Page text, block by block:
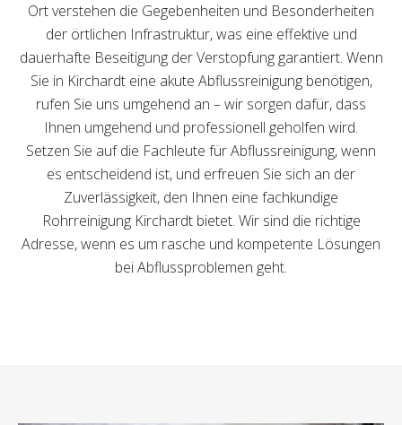
Ort verstehen die Gegebenheiten und Besonderheiten
der örtlichen Infrastruktur, was eine effektive und
dauerhafte Beseitigung der Verstopfung garantiert. Wenn
Sie in Kirchardt eine akute Abflussreinigung benötigen,
rufen Sie uns umgehend an – wir sorgen dafür, dass
Ihnen umgehend und professionell geholfen wird.
Setzen Sie auf die Fachleute für Abflussreinigung, wenn
es entscheidend ist, und erfreuen Sie sich an der
Zuverlässigkeit, den Ihnen eine fachkundige
Rohrreinigung Kirchardt bietet. Wir sind die richtige
Adresse, wenn es um rasche und kompetente Lösungen
bei Abflussproblemen geht.